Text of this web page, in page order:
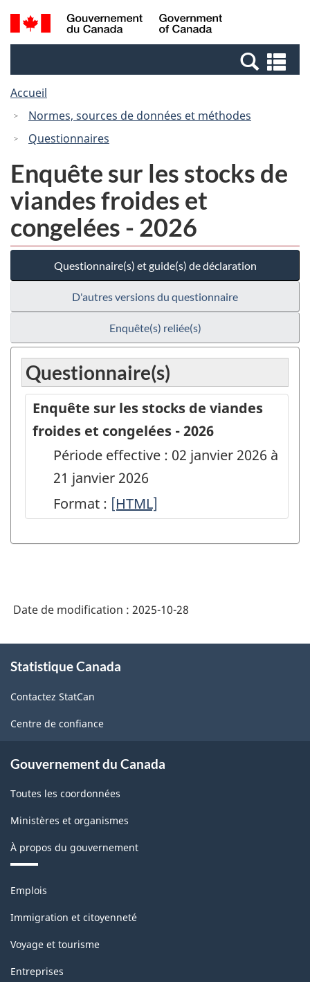
Passer
au
Passer
à
Canada
Recherche
et
et
Accueil
Normes, sources de données et méthodes
Questionnaires
Enquête sur les stocks de
viandes froides et
congelées - 2026
Questionnaire(s) et guide(s) de déclaration
D'autres versions du questionnaire
Enquête(s) reliée(s)
Questionnaire(s)
Enquête sur les stocks de viandes
froides et congelées - 2026
Période effective : 02 janvier 2026 à
21 janvier 2026
Format : Enquête
les
viandes
froides
et
[HTML]
Date de modification : 2025-10-28
propos
ce
site
Statistique Canada
Contactez StatCan
Centre de confiance
Gouvernement du Canada
Toutes les coordonnées
Ministères et organismes
À propos du gouvernement
Thèmes
sujets
Emplois
Immigration et citoyenneté
Voyage et tourisme
Entreprises